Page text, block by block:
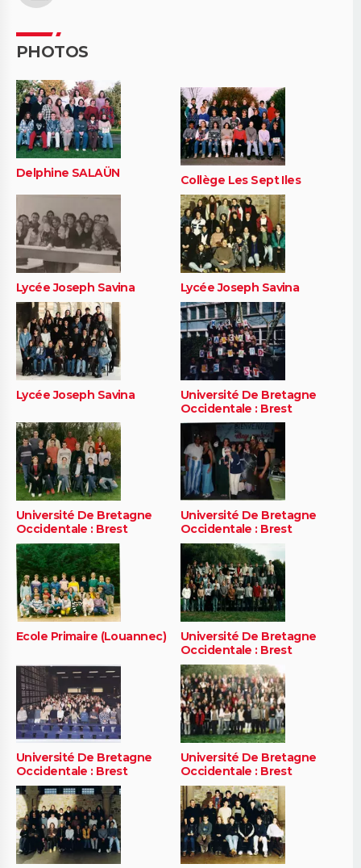
PHOTOS
Delphine SALAÜN Collège Les Sept Iles
Lycée Joseph Savina Lycée Joseph Savina
Lycée Joseph Savina
Université De Bretagne
Occidentale : Brest
Université De Bretagne
Occidentale : Brest
Université De Bretagne
Occidentale : Brest
Ecole Primaire (Louannec)
Université De Bretagne
Occidentale : Brest
Université De Bretagne
Occidentale : Brest
Université De Bretagne
Occidentale : Brest